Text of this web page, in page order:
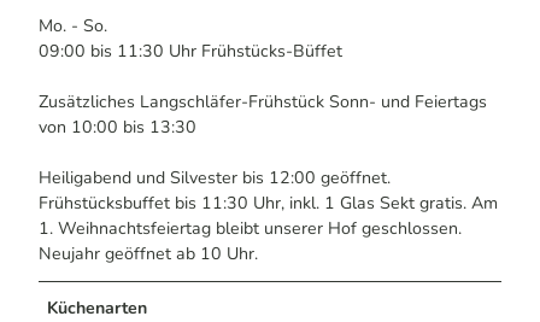
Mo. - So.
09:00 bis 11:30 Uhr Frühstücks-Büffet
Zusätzliches Langschläfer-Frühstück Sonn- und Feiertags
von 10:00 bis 13:30
Heiligabend und Silvester bis 12:00 geöffnet.
Frühstücksbuffet bis 11:30 Uhr, inkl. 1 Glas Sekt gratis. Am
1. Weihnachtsfeiertag bleibt unserer Hof geschlossen.
Neujahr geöffnet ab 10 Uhr.
Küchenarten